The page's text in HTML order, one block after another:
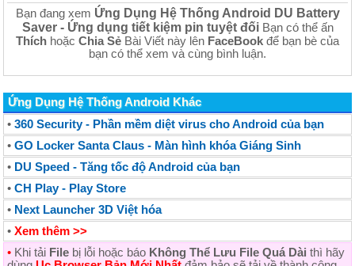
Bạn đang xem Ứng Dụng Hệ Thống Android DU Battery
Saver - Ứng dụng tiết kiệm pin tuyệt đốiBạn có thể ấn
Thích hoặc Chia Sẻ Bài Viết này lên FaceBook để bạn bè của
bạn có thể xem và cùng bình luận.
Ứng Dụng Hệ Thống Android Khác
• 360 Security - Phần mềm diệt virus cho Android của bạn
• GO Locker Santa Claus - Màn hình khóa Giáng Sinh
• DU Speed - Tăng tốc độ Android của bạn
• CH Play - Play Store
• Next Launcher 3D Việt hóa
• Xem thêm >>
• Khi tải File bị lỗi hoặc báo Không Thể Lưu File Quá Dài thì hãy